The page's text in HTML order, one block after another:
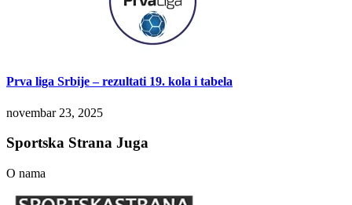
Prva liga Srbije – rezultati 19. kola i tabela
novembar 23, 2025
Sportska Strana Juga
O nama